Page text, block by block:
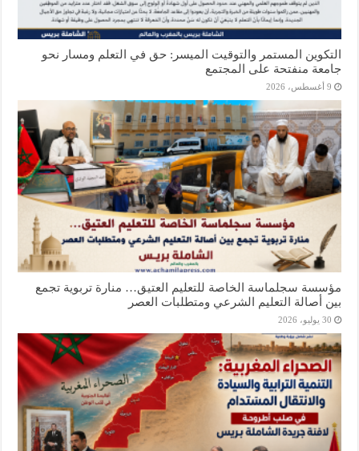
التكوين المستمر والتوقيت الميسر: حق في التعلم ومسار نحو
جامعة منفتحة على المجتمع
9 أغسطس، 2026
مؤسسة سجلماسة الخاصة للتعليم العتيق… منارة تربوية تجمع
بين أصالة التعليم الشرعي ومتطلبات العصر
30 يوليو، 2026